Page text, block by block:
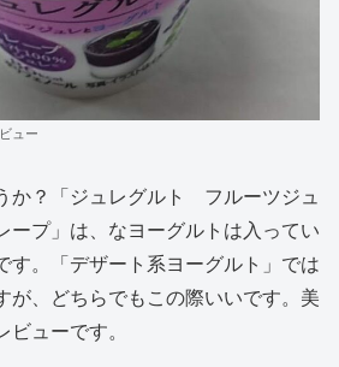
ュー
か？「ジュレグルト フルーツジュ
プ」は、なヨーグルトは入ってい
す。「デザート系ヨーグルト」では
が、どちらでもこの際いいです。美
ューです。